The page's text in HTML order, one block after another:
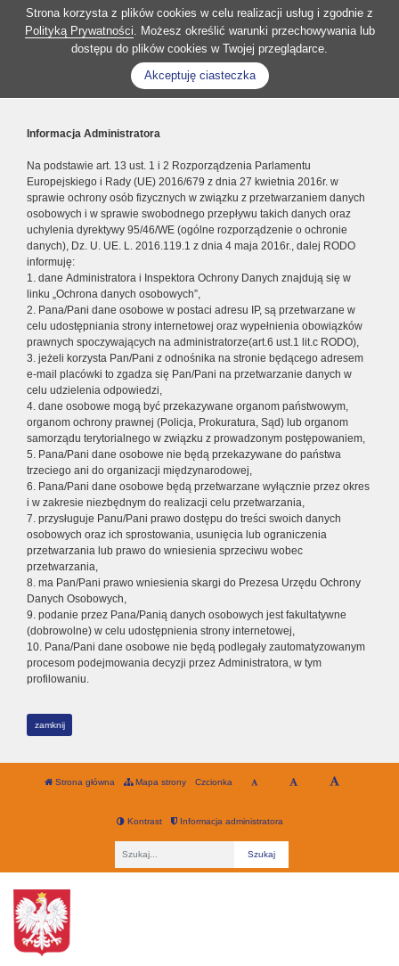
Strona korzysta z plików cookies w celu realizacji usług i zgodnie z
Polityką Prywatności. Możesz określić warunki przechowywania lub
dostępu do plików cookies w Twojej przeglądarce.
Akceptuję ciasteczka
Informacja Administratora
Na podstawie art. 13 ust. 1 i 2 Rozporządzenia Parlamentu
Europejskiego i Rady (UE) 2016/679 z dnia 27 kwietnia 2016r. w
sprawie ochrony osób fizycznych w związku z przetwarzaniem danych
osobowych i w sprawie swobodnego przepływu takich danych oraz
uchylenia dyrektywy 95/46/WE (ogólne rozporządzenie o ochronie
danych), Dz. U. UE. L. 2016.119.1 z dnia 4 maja 2016r., dalej RODO
informuję:
1. dane Administratora i Inspektora Ochrony Danych znajdują się w
linku „Ochrona danych osobowych”,
2. Pana/Pani dane osobowe w postaci adresu IP, są przetwarzane w
celu udostępniania strony internetowej oraz wypełnienia obowiązków
prawnych spoczywających na administratorze(art.6 ust.1 lit.c RODO),
3. jeżeli korzysta Pan/Pani z odnośnika na stronie będącego adresem
e-mail placówki to zgadza się Pan/Pani na przetwarzanie danych w
celu udzielenia odpowiedzi,
4. dane osobowe mogą być przekazywane organom państwowym,
organom ochrony prawnej (Policja, Prokuratura, Sąd) lub organom
samorządu terytorialnego w związku z prowadzonym postępowaniem,
5. Pana/Pani dane osobowe nie będą przekazywane do państwa
trzeciego ani do organizacji międzynarodowej,
6. Pana/Pani dane osobowe będą przetwarzane wyłącznie przez okres
i w zakresie niezbędnym do realizacji celu przetwarzania,
7. przysługuje Panu/Pani prawo dostępu do treści swoich danych
osobowych oraz ich sprostowania, usunięcia lub ograniczenia
przetwarzania lub prawo do wniesienia sprzeciwu wobec
przetwarzania,
8. ma Pan/Pani prawo wniesienia skargi do Prezesa Urzędu Ochrony
Danych Osobowych,
9. podanie przez Pana/Panią danych osobowych jest fakultatywne
(dobrowolne) w celu udostępnienia strony internetowej,
10. Pana/Pani dane osobowe nie będą podlegały zautomatyzowanym
procesom podejmowania decyzji przez Administratora, w tym
profilowaniu.
zamknij
Strona główna Mapa strony Czcionka
Kontrast Informacja administratora